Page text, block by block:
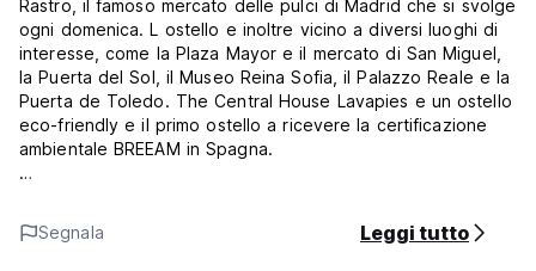
Rastro, il famoso mercato delle pulci di Madrid che si svolge
ogni domenica. L ostello e inoltre vicino a diversi luoghi di
interesse, come la Plaza Mayor e il mercato di San Miguel,
la Puerta del Sol, il Museo Reina Sofia, il Palazzo Reale e la
Puerta de Toledo. The Central House Lavapies e un ostello
eco-friendly e il primo ostello a ricevere la certificazione
ambientale BREEAM in Spagna.
Offriamo camere adattate a te e al tuo modo di viaggiare:
camere private per famiglie o coppie e spaziosi dormitori
Segnala Leggi tutto